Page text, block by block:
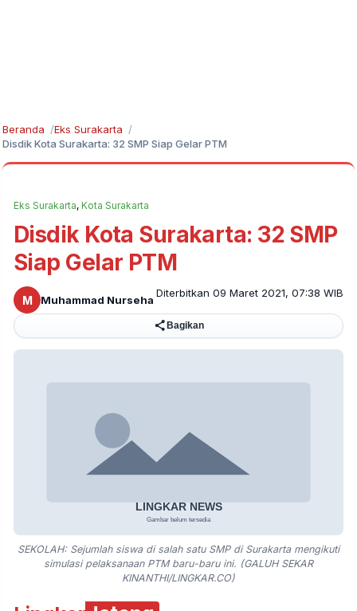
Beranda
Eks Surakarta
Disdik Kota Surakarta: 32 SMP Siap Gelar PTM
Eks Surakarta, Kota Surakarta
Disdik Kota Surakarta: 32 SMP
Siap Gelar PTM
M Muhammad Nurseha
Diterbitkan 09 Maret 2021, 07:38 WIB
Bagikan
SEKOLAH: Sejumlah siswa di salah satu SMP di Surakarta mengikuti
simulasi pelaksanaan PTM baru-baru ini. (GALUH SEKAR
KINANTHI/LINGKAR.CO)